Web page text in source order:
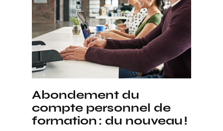
Abondement du
compte personnel de
formation : du nouveau !